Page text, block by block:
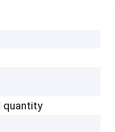
quantity